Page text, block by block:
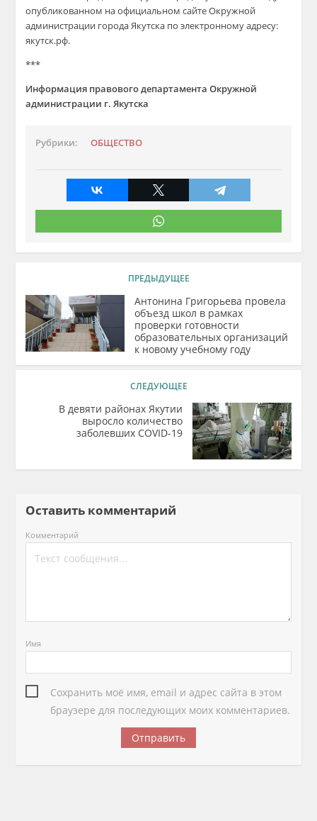
опубликованном на официальном сайте Окружной
администрации города Якутска по электронному адресу:
якутск.рф.
***
Информация правового департамента Окружной
администрации г. Якутска
Рубрики: ОБЩЕСТВО
ПРЕДЫДУЩЕЕ
Антонина Григорьева провела
объезд школ в рамках
проверки готовности
образовательных организаций
к новому учебному году
СЛЕДУЮЩЕЕ
В девяти районах Якутии
выросло количество
заболевших COVID-19
Оставить комментарий
Комментарий
Имя
Сохранить моё имя, email и адрес сайта в этом
браузере для последующих моих комментариев.